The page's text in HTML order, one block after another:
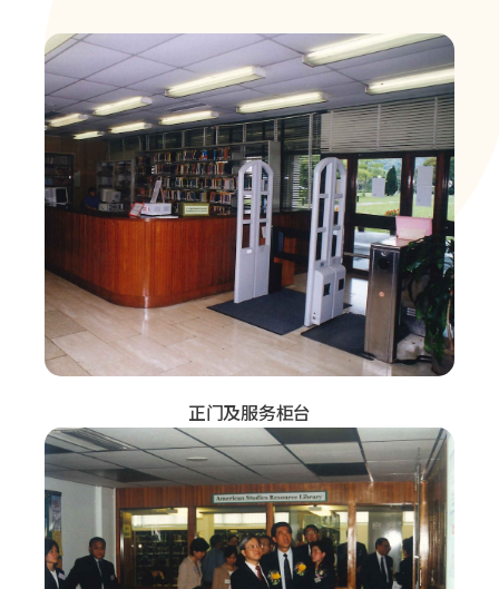
正门及服务柜台